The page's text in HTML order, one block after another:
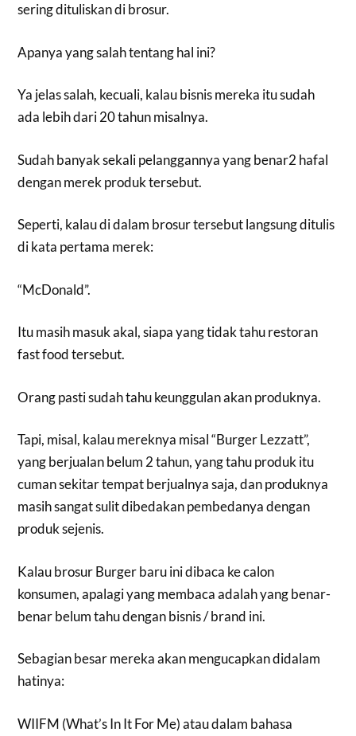
sering dituliskan di brosur.
Apanya yang salah tentang hal ini?
Ya jelas salah, kecuali, kalau bisnis mereka itu sudah
ada lebih dari 20 tahun misalnya.
Sudah banyak sekali pelanggannya yang benar2 hafal
dengan merek produk tersebut.
Seperti, kalau di dalam brosur tersebut langsung ditulis
di kata pertama merek:
“McDonald”.
Itu masih masuk akal, siapa yang tidak tahu restoran
fast food tersebut.
Orang pasti sudah tahu keunggulan akan produknya.
Tapi, misal, kalau mereknya misal “Burger Lezzatt”,
yang berjualan belum 2 tahun, yang tahu produk itu
cuman sekitar tempat berjualnya saja, dan produknya
masih sangat sulit dibedakan pembedanya dengan
produk sejenis.
Kalau brosur Burger baru ini dibaca ke calon
konsumen, apalagi yang membaca adalah yang benar-
benar belum tahu dengan bisnis / brand ini.
Sebagian besar mereka akan mengucapkan didalam
hatinya:
WIIFM (What’s In It For Me) atau dalam bahasa